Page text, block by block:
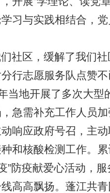
习与实践相结合，
社区，缓解了我们社
行志愿服务队点赞
地开展了多次大型
急需补充工作人员
响应政府号召，主
和核酸检测工作。
”防疫献爱心活动，
高高飘扬。蓬江共